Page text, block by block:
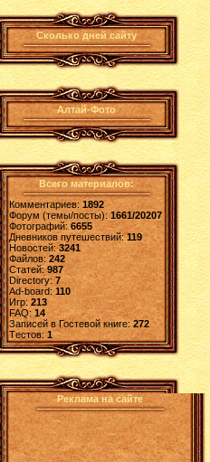
Сколько дней сайту
Алтай-Фото
Всего материалов:
Комментариев: 1892
Форум (темы/посты):1661/20207
Фотографий:6655
Дневников путешествий:119
Новостей:3241
Файлов: 242
Статей:987
Directory: 7
Ad-board:110
Игр: 213
FAQ:14
Записей в Гостевой книге:272
Tестов: 1
Реклама на сайте